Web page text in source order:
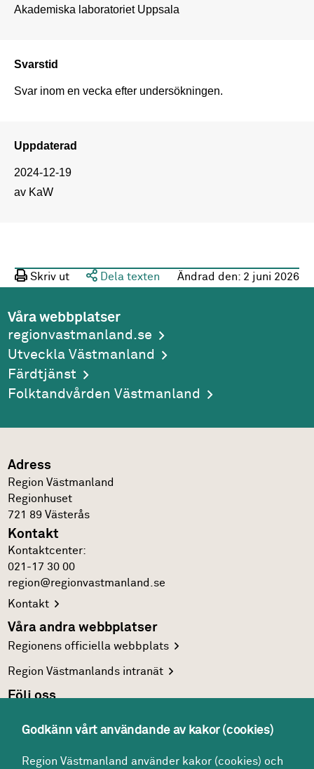
Svarstid
Svar inom en vecka efter undersökningen.
Uppdaterad
2024-12-19
av KaW
Skriv ut Dela texten Ändrad den: 2 juni 2026
Våra webbplatser
regionvastmanland.se
Utveckla Västmanland
Färdtjänst
Folktandvården Västmanland
Adress
Region Västmanland
Regionhuset
721 89 Västerås
Kontakt
Kontakt­center:
021-17 30 00
region@regionvastmanland.se
Kontakt
Våra andra webbplatser
Regionens officiellawebbplats
Region Västmanlandsintranät
Följ oss
Twitter
Godkänn vårt användande av kakor (cookies)
Region Västmanland använder kakor (cookies) och